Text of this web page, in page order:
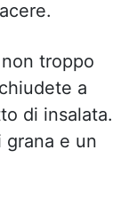
troppo
a
di insalata.
grana e un